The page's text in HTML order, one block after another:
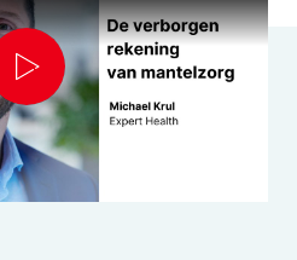
Play